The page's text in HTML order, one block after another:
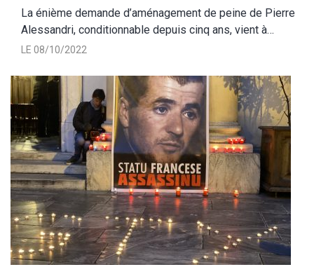
La énième demande d’aménagement de peine de Pierre
Alessandri, conditionnable depuis cinq ans, vient à…
LE 08/10/2022